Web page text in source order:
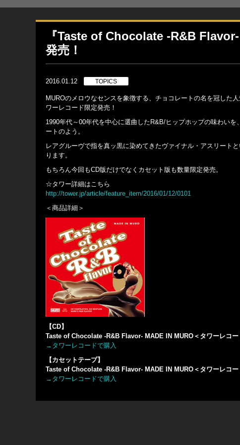
『Taste of Chocolate -R&B
発売！
2016.01.12 TOPICS
MUROのメロウなセンスを象徴する、チョコレートの名を冠した
ワーレコード限定発売！
1990年代～00年代を中心に選曲したR&B/ヒップホップの味わい
ートのよう。
レアグルーヴで指を真ッ黒に染めてきたヴァイナル・アスリート
ります。
もちろん今回もCD版だけでなくカセット版も数量限定発売。
☆タワー詳細はこちら
http://tower.jp/article/feature_item/2016/01/12/0101
＜商品詳細＞
【CD】
Taste of Chocolate -R&B Flavor- MADE IN MURO＜タワーレコー
→タワーレコードで購入
【カセットテープ】
Taste of Chocolate -R&B Flavor- MADE IN MURO＜タワーレコー
→タワーレコードで購入